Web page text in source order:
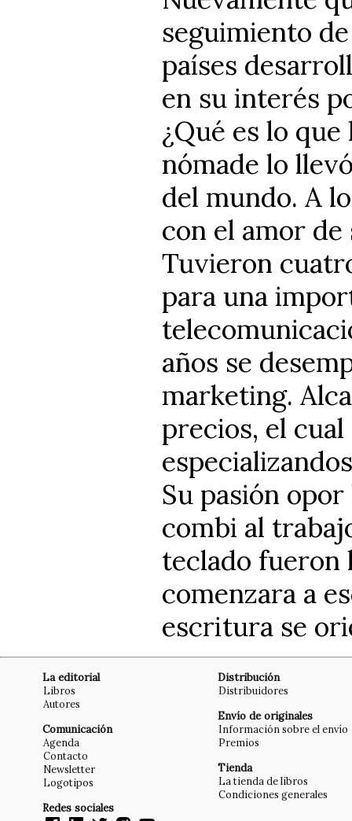
seguimiento
países
en su interés
¿Qué es lo
nómade lo
del mundo. A
con el amor de
Tuvieron
para una
años se
marketing.
precios, el
Su pasión
combi al
teclado fueron
comenzara a
escritura se
La editorial
Libros
Autores
Comunicación
Agenda
Contacto
Newsletter
Logotipos
Redes sociales
Distribución
Distribuidores
Envío de originales
Información sobre el envío
Premios
Tienda
La tienda de libros
Condiciones generales